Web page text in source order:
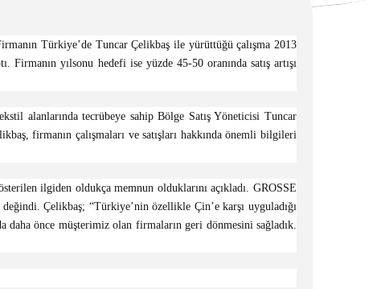
Türkiye’de Tuncar Çelikbaş ile yürüttüğü çalışma 2013
Firmanın yılsonu hedefi ise yüzde 45-50 oranında satış artışı
alanlarında tecrübeye sahip Bölge Satış Yöneticisi Tuncar
firmanın çalışmaları ve satışları hakkında önemli bilgileri
ilgiden oldukça memnun olduklarını açıkladı. GROSSE
Çelikbaş; “Türkiye’nin özellikle Çin’e karşı uyguladığı
daha önce müşterimiz olan firmaların geri dönmesini sağladık.